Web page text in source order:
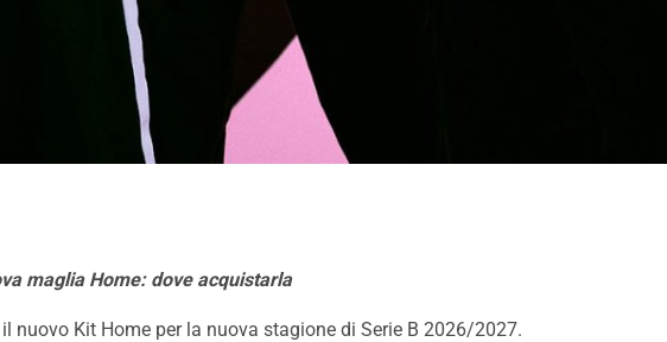
maglia Home: dove acquistarla
nuovo Kit Home per la nuova stagione di Serie B 2026/2027.